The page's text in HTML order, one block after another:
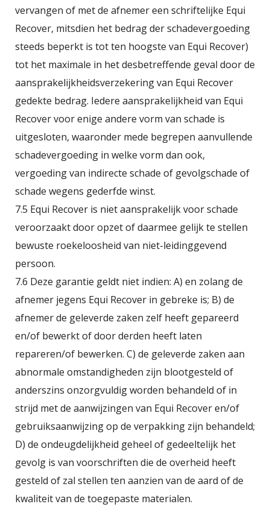
vervangen of met de afnemer een schriftelijke Equi
Recover, mitsdien het bedrag der schadevergoeding
steeds beperkt is tot ten hoogste van Equi Recover)
tot het maximale in het desbetreffende geval door de
aansprakelijkheidsverzekering van Equi Recover
gedekte bedrag. Iedere aansprakelijkheid van Equi
Recover voor enige andere vorm van schade is
uitgesloten, waaronder mede begrepen aanvullende
schadevergoeding in welke vorm dan ook,
vergoeding van indirecte schade of gevolgschade of
schade wegens gederfde winst.
7.5 Equi Recover is niet aansprakelijk voor schade
veroorzaakt door opzet of daarmee gelijk te stellen
bewuste roekeloosheid van niet-leidinggevend
persoon.
7.6 Deze garantie geldt niet indien: A) en zolang de
afnemer jegens Equi Recover in gebreke is; B) de
afnemer de geleverde zaken zelf heeft gepareerd
en/of bewerkt of door derden heeft laten
repareren/of bewerken. C) de geleverde zaken aan
abnormale omstandigheden zijn blootgesteld of
anderszins onzorgvuldig worden behandeld of in
strijd met de aanwijzingen van Equi Recover en/of
gebruiksaanwijzing op de verpakking zijn behandeld;
D) de ondeugdelijkheid geheel of gedeeltelijk het
gevolg is van voorschriften die de overheid heeft
gesteld of zal stellen ten aanzien van de aard of de
kwaliteit van de toegepaste materialen.